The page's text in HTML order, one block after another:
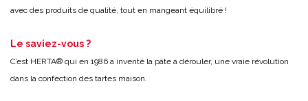
avec des produits de qualité, tout en mangeant équilibré !
Le saviez-vous ?
C’est HERTA® qui en 1986 a inventé la pâte à dérouler, une vraie révolution
dans la confection des tartes maison.